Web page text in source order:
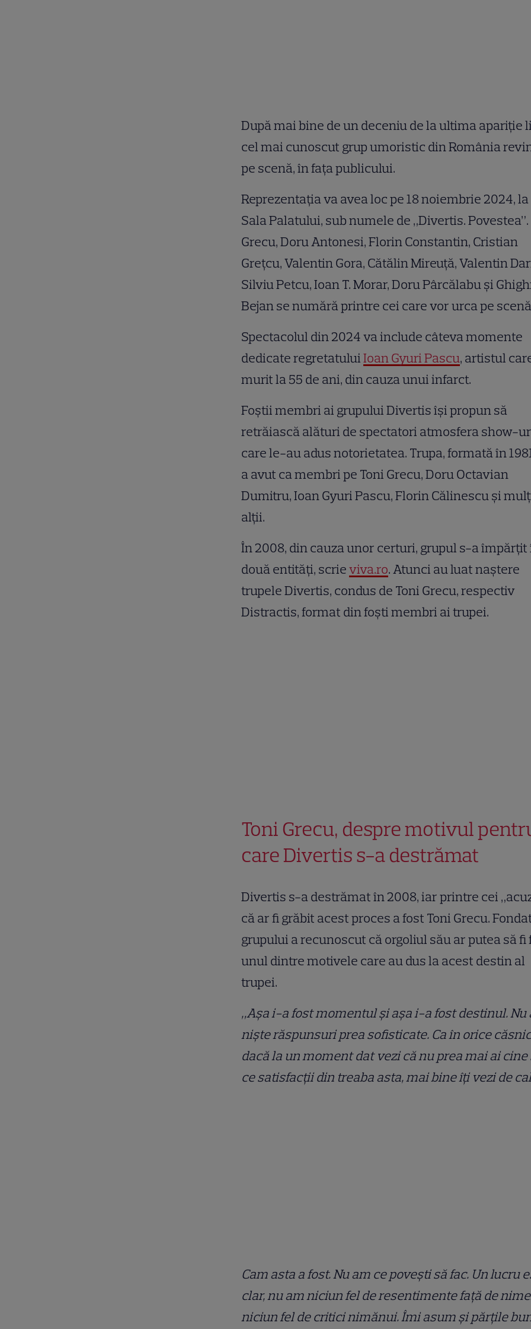
După mai bine de un deceniu de la ultima apariţie
cel mai cunoscut grup umoristic din România
pe scenă, în faţa publicului.
Reprezentația va avea loc pe 18 noiembrie 2024, la
Sala Palatului, sub numele de „Divertis. Povestea”.
Grecu, Doru Antonesi, Florin Constantin, Cristian
Grețcu, Valentin Gora, Cătălin Mireuță, Valentin
Silviu Petcu, Ioan T. Morar, Doru Pârcălabu și
Bejan se numără printre cei care vor urca pe
Spectacolul din 2024 va include câteva momente
dedicate regretatuluiIoan Gyuri Pascu, artistul
murit la 55 de ani, din cauza unui infarct.
Foştii membri ai grupului Divertis îşi propun să
retrăiască alături de spectatori atmosfera show-
care le-au adus notorietatea. Trupa, formată în
a avut ca membri pe Toni Grecu, Doru Octavian
Dumitru, Ioan Gyuri Pascu, Florin Călinescu și
alții.
În 2008, din cauza unor certuri, grupul s-a împărțit
două entități, scrieviva.ro. Atunci au luat naștere
trupele Divertis, condus de Toni Grecu, respectiv
Distractis, format din foști membri ai trupei.
Toni Grecu, despre motivul
care Divertis s-a destrămat
Divertis s-a destrămat în 2008, iar printre cei
că ar fi grăbit acest proces a fost Toni Grecu.
grupului a recunoscut că orgoliul său ar putea să fi
unul dintre motivele care au dus la acest destin al
trupei.
„Așa i-a fost momentul și așa i-a fost destinul. Nu
niște răspunsuri prea sofisticate. Ca în orice
dacă la un moment dat vezi că nu prea mai ai cine
ce satisfacții din treaba asta, mai bine îți vezi de
Cam asta a fost. Nu am ce povești să fac. Un lucru
clar, nu am niciun fel de resentimente față de
niciun fel de critici nimănui. Îmi asum și părțile